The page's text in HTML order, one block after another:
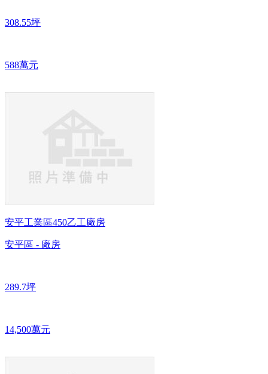
308.55坪
588萬元
安平工業區450乙工廠房
安平區 - 廠房
289.7坪
14,500萬元